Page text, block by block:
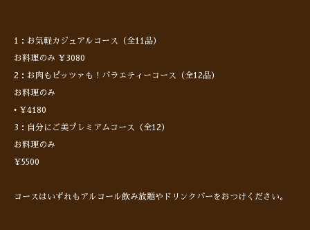
1：お気軽カジュアルコース（全11品）
お料理のみ ¥3080
2：お肉もピッツァも！バラエティーコース（全12品）
お料理のみ
• ¥4180
3：自分にご美プレミアムコース（全12）
お料理のみ
¥5500
コースはいずれもアルコール飲み放題やドリンクバーをおつけください。